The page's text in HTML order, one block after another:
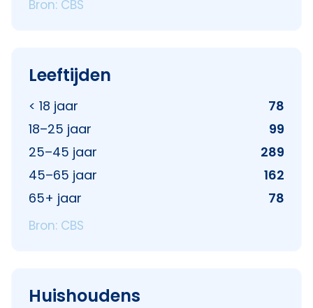
Bron: CBS
Leeftijden
< 18 jaar
78
18–25 jaar
99
25–45 jaar
289
45–65 jaar
162
65+ jaar
78
Bron: CBS
Huishoudens